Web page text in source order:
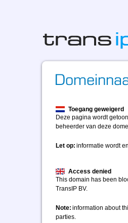
Toegang geweigerd
Deze pagina wordt
beheerder van deze
Let op: informatie wordt
Access denied
This domain has been
TransIP BV.
Note: information about
parties.